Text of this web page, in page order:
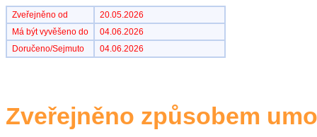
Zveřejněno od
20.05.2026
Má být vyvěšeno do
04.06.2026
Doručeno/Sejmuto
04.06.2026
Zveřejněno způsobem